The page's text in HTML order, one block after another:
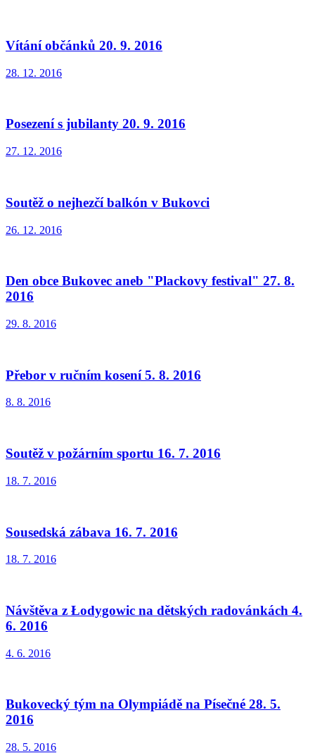
Vítání občánků 20. 9. 2016
28. 12. 2016
Posezení s jubilanty 20. 9. 2016
27. 12. 2016
Soutěž o nejhezčí balkón v Bukovci
26. 12. 2016
Den obce Bukovec aneb "Plackovy festival" 27. 8.
2016
29. 8. 2016
Přebor v ručním kosení 5. 8. 2016
8. 8. 2016
Soutěž v požárním sportu 16. 7. 2016
18. 7. 2016
Sousedská zábava 16. 7. 2016
18. 7. 2016
Návštěva z Łodygowic na dětských radovánkách 4.
6. 2016
4. 6. 2016
Bukovecký tým na Olympiádě na Písečné 28. 5.
2016
28. 5. 2016